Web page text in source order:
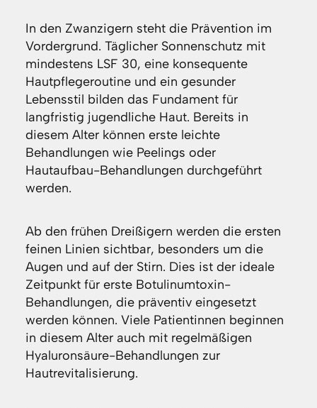
In den Zwanzigern steht die Prävention im
Vordergrund. Täglicher Sonnenschutz mit
mindestens LSF 30, eine konsequente
Hautpflegeroutine und ein gesunder
Lebensstil bilden das Fundament für
langfristig jugendliche Haut. Bereits in
diesem Alter können erste leichte
Behandlungen wie Peelings oder
Hautaufbau-Behandlungen durchgeführt
werden.
Ab den frühen Dreißigern werden die ersten
feinen Linien sichtbar, besonders um die
Augen und auf der Stirn. Dies ist der ideale
Zeitpunkt für erste Botulinumtoxin-
Behandlungen, die präventiv eingesetzt
werden können. Viele Patientinnen beginnen
in diesem Alter auch mit regelmäßigen
Hyaluronsäure-Behandlungen zur
Hautrevitalisierung.